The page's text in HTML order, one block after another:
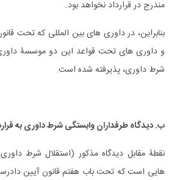
مندرج در قرارداد نخواهد بود.
بنابراین، در داوری های بین المللی که تحت
و داوری های تحت قواعد این دو موسسۀ
شرط داوری، پذیرفته شده است.
ب. دیدگاه طرفداران وابستگی شرط داوری به
نقطۀ مقابل دیدگاه مذکور (استقلال شرط
هایی است که تحت باب هفتم قانون آیین